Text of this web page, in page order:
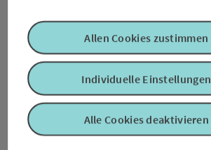
Kontaktformular
Alle Cookies deaktivieren
Individuelle Einstellungen
Allen Cookies zustimmen